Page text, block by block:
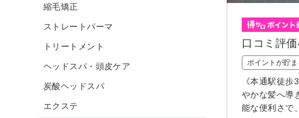
口コミ評
ポイントが貯
《本通駅徒
やかな髪へ導
能な便利さで
縮毛矯正
ストレートパーマ
トリートメント
ヘッドスパ・頭皮ケア
炭酸ヘッドスパ
エクステ